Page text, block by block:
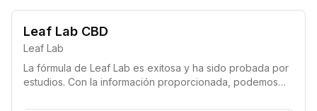
Leaf Lab CBD
Leaf Lab
La fórmula de Leaf Lab es exitosa y ha sido probada por
estudios. Con la información proporcionada, podemos